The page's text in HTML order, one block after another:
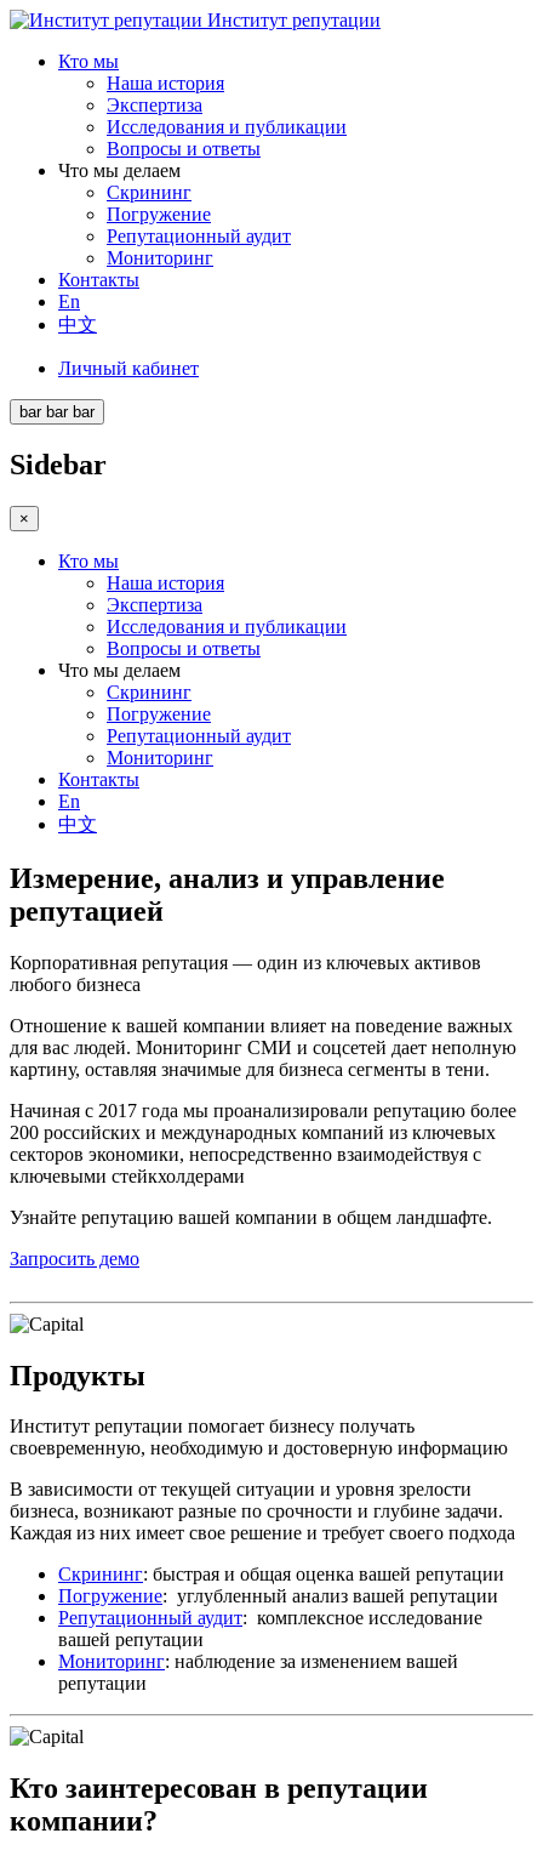
Институт репутации
Кто мы
Наша история
Экспертиза
Исследования и публикации
Вопросы и ответы
Что мы делаем
Скрининг
Погружение
Репутационный аудит
Мониторинг
Контакты
En
中文
Личный кабинет
bar bar bar
Sidebar
×
Кто мы
Наша история
Экспертиза
Исследования и публикации
Вопросы и ответы
Что мы делаем
Скрининг
Погружение
Репутационный аудит
Мониторинг
Контакты
En
中文
Измерение, анализ и управление
репутацией
Корпоративная репутация — один из ключевых активов
любого бизнеса
Отношение к вашей компании влияет на поведение важных
для вас людей. Мониторинг СМИ и соцсетей дает неполную
картину, оставляя значимые для бизнеса сегменты в тени.
Начиная с 2017 года мы проанализировали репутацию более
200 российских и международных компаний из ключевых
секторов экономики, непосредственно взаимодействуя с
ключевыми стейкхолдерами
Узнайте репутацию вашей компании в общем ландшафте.
Запросить демо
Продукты
Институт репутации помогает бизнесу получать
своевременную, необходимую и достоверную информацию
В зависимости от текущей ситуации и уровня зрелости
бизнеса, возникают разные по срочности и глубине задачи.
Каждая из них имеет свое решение и требует своего подхода
Скрининг: быстрая и общая оценка вашей репутации
Погружение: углубленный анализ вашей репутации
Репутационный аудит: комплексное исследование
вашей репутации
Мониторинг: наблюдение за изменением вашей
репутации
Кто заинтересован в репутации
компании?